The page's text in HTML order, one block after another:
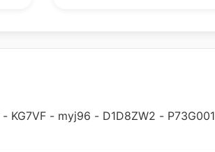
- KG7VF - myj96 - D1D8ZW2 - P73G001